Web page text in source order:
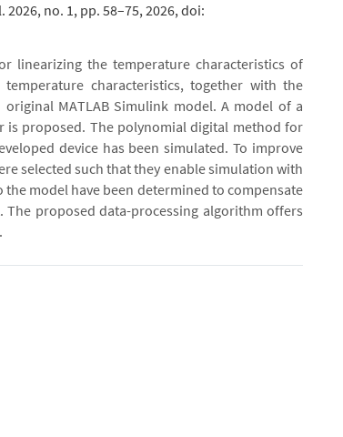
2026, no. 1, pp. 58–75, 2026, doi:
linearizing the temperature characteristics of
characteristics, together with the
MATLAB Simulink model. A model of a
is proposed. The polynomial digital method for
device has been simulated. To improve
selected such that they enable simulation with
model have been determined to compensate
proposed data-processing algorithm offers